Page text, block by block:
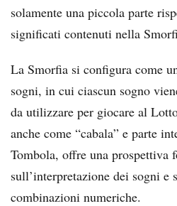
solamente una piccola parte
significati contenuti nella
La Smorfia si configura come
sogni, in cui ciascun sogno
da utilizzare per giocare al
anche come “cabala” e parte
Tombola, offre una prospettiva
sull’interpretazione dei sogni e
combinazioni numeriche.